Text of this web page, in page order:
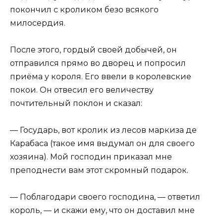
покончил с кроликом безо всякого
милосердия.
После этого, гордый своей добычей, он
отправился прямо во дворец и попросил
приёма у короля. Его ввели в королевские
покои. Он отвесил его величеству
почтительный поклон и сказал:
— Государь, вот кролик из лесов маркиза де
Карабаса (такое имя выдумал он для своего
хозяина). Мой господин приказал мне
преподнести вам этот скромный подарок.
— Поблагодари своего господина, — ответил
король, — и скажи ему, что он доставил мне